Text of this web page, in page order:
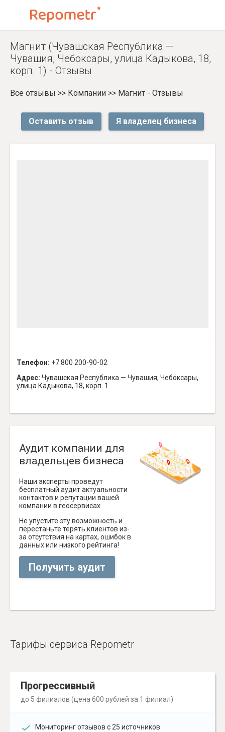
Магнит (Чувашская Республика —
Чувашия, Чебоксары, улица Кадыкова, 18,
корп. 1) - Отзывы
Все отзывы >> Компании >> Магнит - Отзывы
Оставить отзыв Я владелец бизнеса
Телефон: +7 800 200-90-02
Адрес: Чувашская Республика — Чувашия, Чебоксары,
улица Кадыкова, 18, корп. 1
Аудит компании для
владельцев бизнеса
Наши эксперты проведут
бесплатный аудит актуальности
контактов и репутации вашей
компании в геосервисах.
Не упустите эту возможность и
перестаньте терять клиентов из-
за отсутствия на картах, ошибок в
данных или низкого рейтинга!
Получить аудит
Тарифы сервиса Repometr
Прогрессивный
до 5 филиалов (цена 600 рублей за 1 филиал)
Мониторинг отзывов с 25 источников